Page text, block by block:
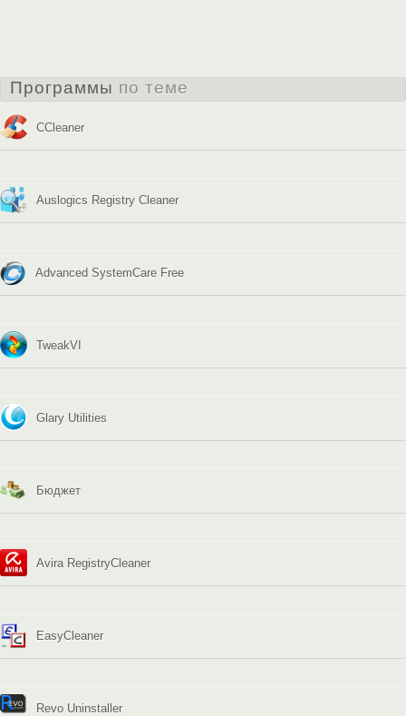
Программы по теме
CCleaner
Auslogics Registry Cleaner
Advanced SystemCare Free
TweakVI
Glary Utilities
Бюджет
Avira RegistryCleaner
EasyCleaner
Revo Uninstaller